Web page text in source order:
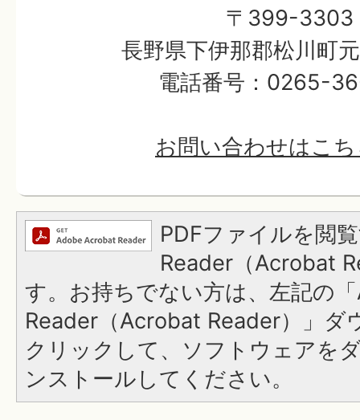
〒399-3303
長野県下伊那郡松川町
電話番号：0265-
お問い合わせはこ
PDFファイルを閲
Reader（Acrobat
す。お持ちでない方は、左記の
Reader（Acrobat Reader）」ダ
クリックして、ソフトウェアを
ンストールしてください。